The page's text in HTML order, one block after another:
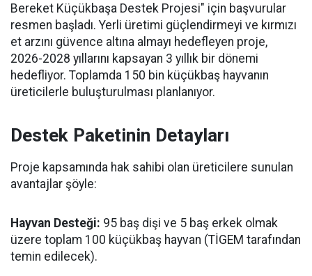
Bereket Küçükbaşa Destek Projesi" için başvurular
resmen başladı. Yerli üretimi güçlendirmeyi ve kırmızı
et arzını güvence altına almayı hedefleyen proje,
2026-2028 yıllarını kapsayan 3 yıllık bir dönemi
hedefliyor. Toplamda 150 bin küçükbaş hayvanın
üreticilerle buluşturulması planlanıyor.
Destek Paketinin Detayları
Proje kapsamında hak sahibi olan üreticilere sunulan
avantajlar şöyle:
Hayvan Desteği: 95 baş dişi ve 5 baş erkek olmak
üzere toplam 100 küçükbaş hayvan (TİGEM tarafından
temin edilecek).